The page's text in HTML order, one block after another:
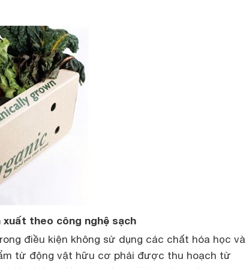
theo công nghệ sạch
điều kiện không sử dụng các chất hóa học và
từ động vật hữu cơ phải được thu hoạch từ